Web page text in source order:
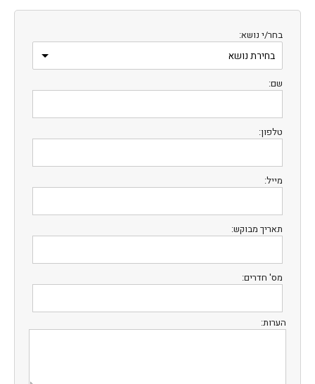
בחר/י נושא:
שם:
טלפון:
מייל:
תאריך מבוקש:
מס' חדרים:
הערות: